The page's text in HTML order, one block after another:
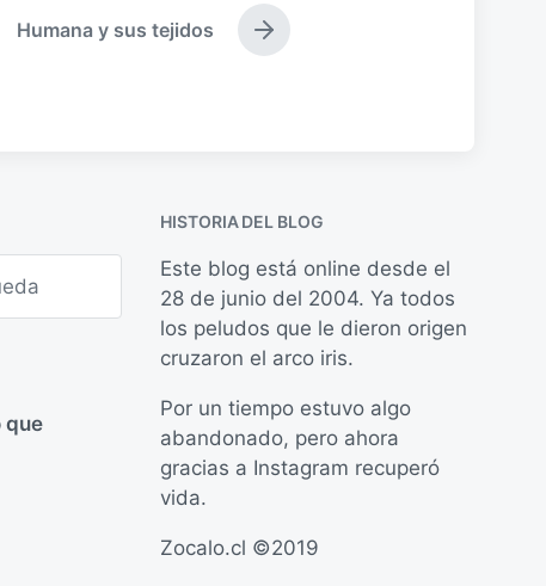
E
n
i
u
i
e
n
e
:
Humana y sus tejidos
que
HISTORIA DEL BLOG
Este blog está online desde el
28 de junio del 2004. Ya todos
los peludos que le dieron origen
cruzaron el arco iris.
Por un tiempo estuvo algo
abandonado, pero ahora
gracias a Instagram recuperó
vida.
Zocalo.cl ©2019